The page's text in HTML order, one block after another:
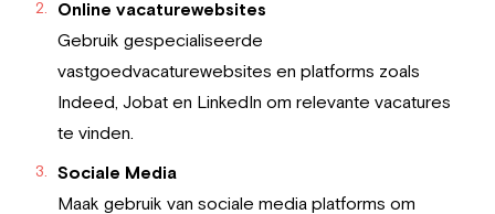
Online vacaturewebsites
Gebruik gespecialiseerde
vastgoedvacaturewebsites en platforms zoals
Indeed, Jobat en LinkedIn om relevante vacatures
te vinden.
Sociale Media
Maak gebruik van sociale media platforms om